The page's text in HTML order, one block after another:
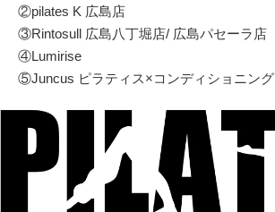
②pilates K 広島店
③Rintosull 広島八丁堀店/ 広島パセーラ店
④Lumirise
⑤Juncus ピラティス×コンディショニング